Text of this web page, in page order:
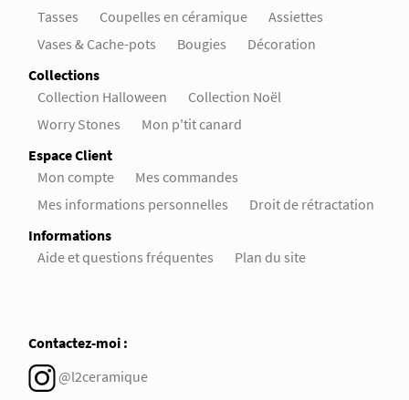
Tasses
Coupelles en céramique
Assiettes
Vases & Cache-pots
Bougies
Décoration
Collections
Collection Halloween
Collection Noël
Worry Stones
Mon p'tit canard
Espace Client
Mon compte
Mes commandes
Mes informations personnelles
Droit de rétractation
Informations
Aide et questions fréquentes
Plan du site
Contactez-moi :
@l2ceramique